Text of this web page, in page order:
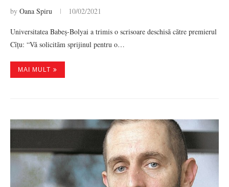
by Oana Spiru 10/02/2021
Universitatea Babeș-Bolyai a trimis o scrisoare deschisă către premierul
Cîțu: “Vă solicităm sprijinul pentru o…
MAI MULT